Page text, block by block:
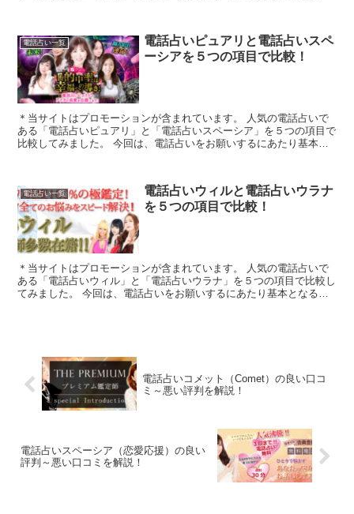
電話占い一覧
電話占いピュアリと電話占いスペ
ーシアを５つの項目で比較！
＊当サイトはプロモーションが含まれています。 人気の電話占いで
ある「電話占いピュアリ」と「電話占いスペーシア」を５つの項目で
比較してみました。 今回は、電話占いをお願いするにあたり基本と
電話占い一覧
電話占いウィルと電話占いウラナ
を５つの項目で比較！
＊当サイトはプロモーションが含まれています。 人気の電話占いで
ある「電話占いウィル」と「電話占いウラナ」を５つの項目で比較し
てみました。 今回は、電話占いをお願いするにあたり基本となる
電話占いコメット（Comet）の良い口コ
ミ～悪い評判を解説！
電話占いスペーシア（恋愛応援）の良い
評判～悪い口コミを解説！